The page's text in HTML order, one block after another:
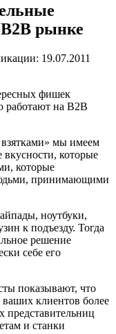
рынке
19.07.2011
фишек
работают на В2В
мы имеем
которые
которые
принимающими
ноутбуки,
к подъезду. Тогда
решение
себе его
показывают, что
клиентов более
и станки